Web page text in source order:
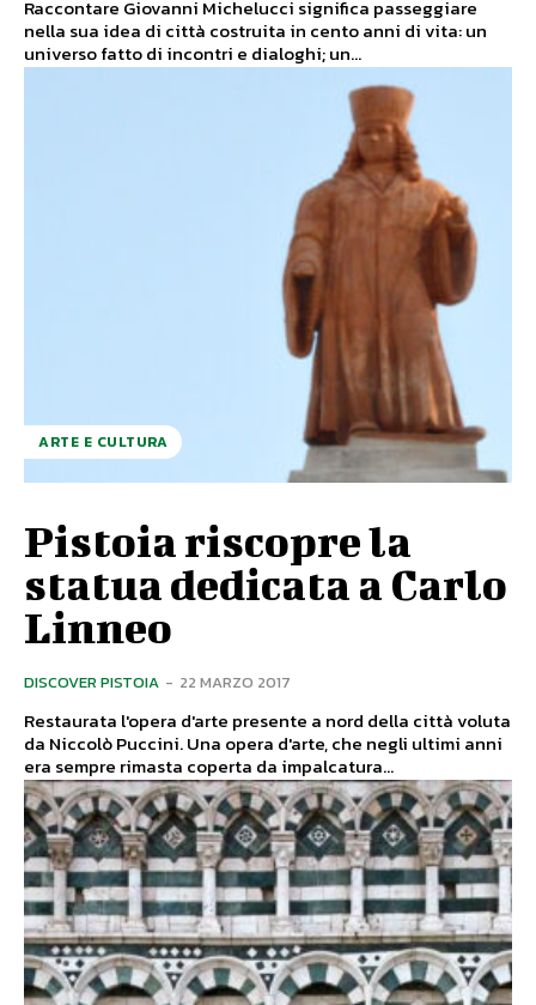
Raccontare Giovanni Michelucci significa passeggiare
nella sua idea di città costruita in cento anni di vita: un
universo fatto di incontri e dialoghi; un...
ARTE E CULTURA
Pistoia riscopre la
statua dedicata a Carlo
Linneo
DISCOVER PISTOIA - 22 MARZO 2017
Restaurata l'opera d'arte presente a nord della città voluta
da Niccolò Puccini. Una opera d'arte, che negli ultimi anni
era sempre rimasta coperta da impalcatura...